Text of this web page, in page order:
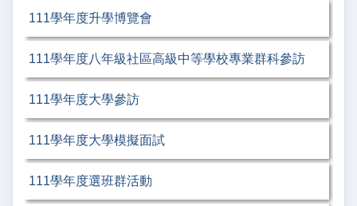
111學年度升學博覽會
111學年度八年級社區高級中等學校專業群科參訪
111學年度大學參訪
111學年度大學模擬面試
111學年度選班群活動